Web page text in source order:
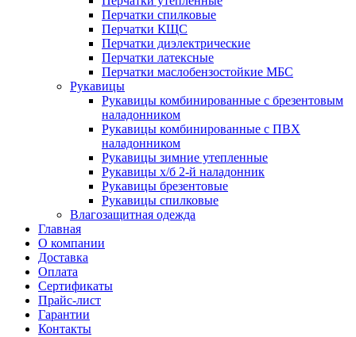
Перчатки спилковые
Перчатки КЩС
Перчатки диэлектрические
Перчатки латексные
Перчатки маслобензостойкие МБС
Рукавицы
Рукавицы комбинированные с брезентовым
наладонником
Рукавицы комбинированные с ПВХ
наладонником
Рукавицы зимние утепленные
Рукавицы х/б 2-й наладонник
Рукавицы брезентовые
Рукавицы спилковые
Влагозащитная одежда
Главная
О компании
Доставка
Оплата
Сертификаты
Прайс-лист
Гарантии
Контакты